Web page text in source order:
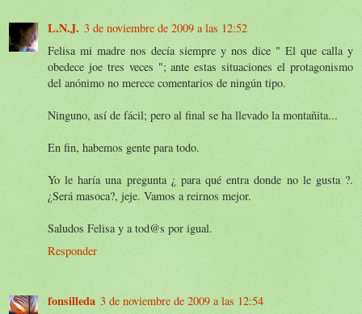
L.N.J. 3 de noviembre de 2009 a las 12:52
Felisa mi madre nos decía siempre y nos dice " El que calla y
obedece joe tres veces "; ante estas situaciones el protagonismo
del anónimo no merece comentarios de ningún tipo.
Ninguno, así de fácil; pero al final se ha llevado la montañita...
En fin, habemos gente para todo.
Yo le haría una pregunta ¿ para qué entra donde no le gusta ?.
¿Será masoca?, jeje. Vamos a reirnos mejor.
Saludos Felisa y a tod@s por igual.
Responder
fonsilleda 3 de noviembre de 2009 a las 12:54